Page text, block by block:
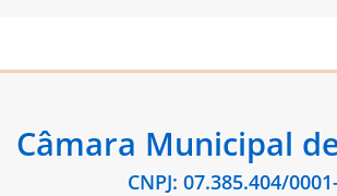
Câmara Municipal
CNPJ: 07.385.404/